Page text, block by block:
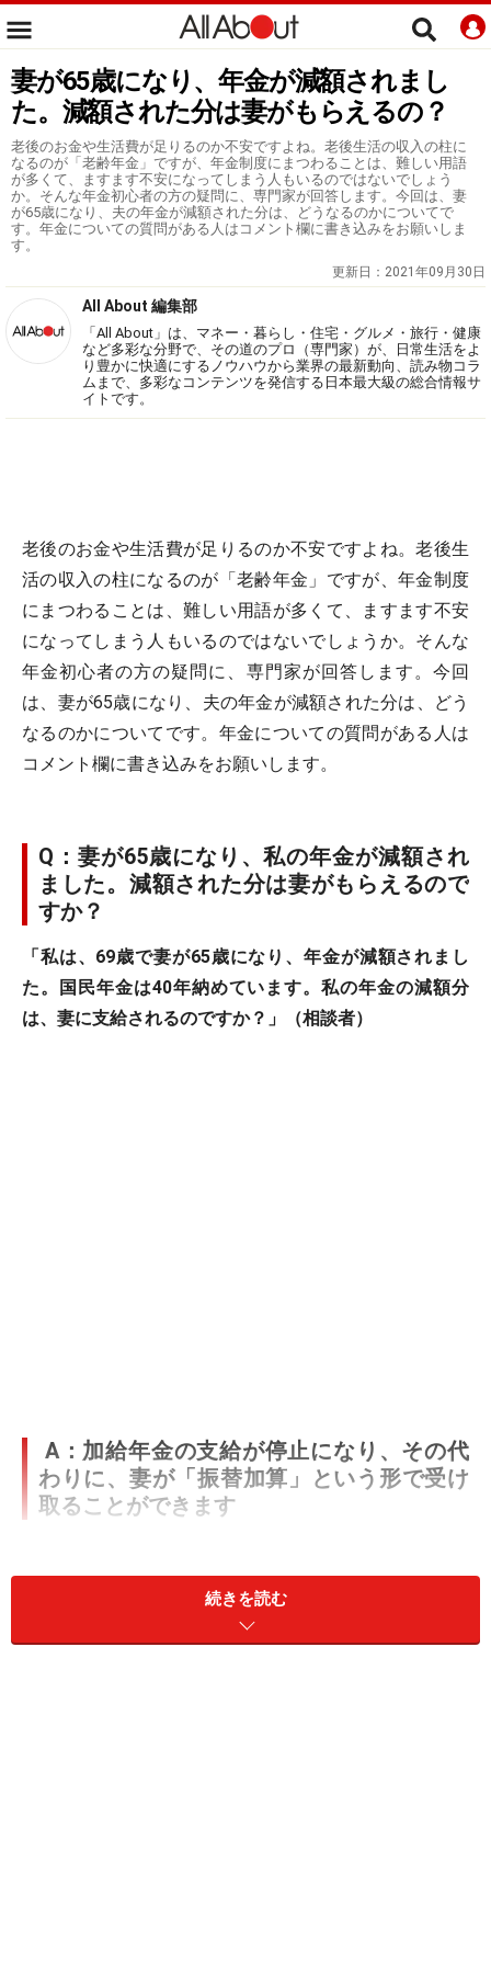
妻が65歳になり、年金が減額されまし
た。減額された分は妻がもらえるの？
老後のお金や生活費が足りるのか不安ですよね。老後生活の収入の柱に
なるのが「老齢年金」ですが、年金制度にまつわることは、難しい用語
が多くて、ますます不安になってしまう人もいるのではないでしょう
か。そんな年金初心者の方の疑問に、専門家が回答します。今回は、妻
が65歳になり、夫の年金が減額された分は、どうなるのかについてで
す。年金についての質問がある人はコメント欄に書き込みをお願いしま
す。
更新日： 2021年09月30日
All About 編集部
「All About」は、マネー・暮らし・住宅・グルメ・旅行・健康
など多彩な分野で、その道のプロ（専門家）が、日常生活をよ
り豊かに快適にするノウハウから業界の最新動向、読み物コラ
ムまで、多彩なコンテンツを発信する日本最大級の総合情報サ
イトです。
老後のお金や生活費が足りるのか不安ですよね。老後生
活の収入の柱になるのが「老齢年金」ですが、年金制度
にまつわることは、難しい用語が多くて、ますます不安
になってしまう人もいるのではないでしょうか。そんな
年金初心者の方の疑問に、専門家が回答します。今回
は、妻が65歳になり、夫の年金が減額された分は、どう
なるのかについてです。年金についての質問がある人は
コメント欄に書き込みをお願いします。
Q：妻が65歳になり、私の年金が減額され
ました。減額された分は妻がもらえるので
すか？
「私は、69歳で妻が65歳になり、年金が減額されまし
た。国民年金は40年納めています。私の年金の減額分
は、妻に支給されるのですか？」（相談者）
A：加給年金の支給が停止になり、その代
わりに、妻が「振替加算」という形で受け
取ることができます
金」は支給停止となり、減額されました。その代わり
に、妻が65歳から老齢基礎年金を受け取るようになり、
「振替加算」として妻の年金に加算されます。
続きを読む